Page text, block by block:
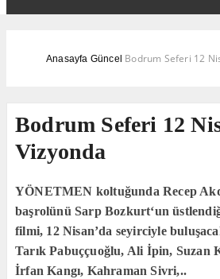
Anasayfa Güncel Bodrum Seferi 12
Bodrum Seferi 12
Vizyonda
YÖNETMEN koltuğunda Recep
başrolünü Sarp Bozkurt‘un
filmi, 12 Nisan’da seyirciyle
Tarık Pabuççuoğlu, Ali İpin, Suzan
İrfan Kangı, Kahraman Sivri,..